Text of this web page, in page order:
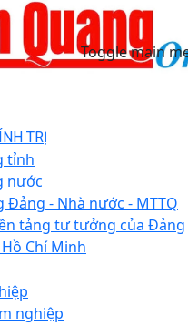
Toggle main
TRỊ
tỉnh
nước
Đảng - Nhà nước - MTTQ
tảng tư tưởng của Đảng
Chí Minh
nghiệp